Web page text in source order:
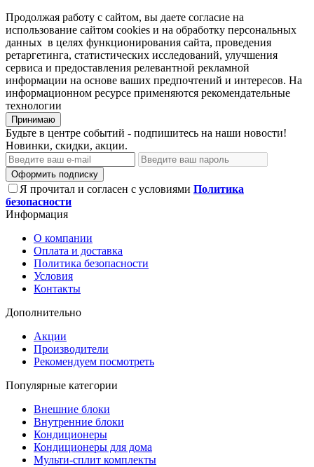
Продолжая работу с сайтом, вы даете согласие на
использование сайтом cookies и на обработку персональных
данных в целях функционирования сайта, проведения
ретаргетинга, статистических исследований, улучшения
сервиса и предоставления релевантной рекламной
информации на основе ваших предпочтений и интересов. На
информационном ресурсе применяются рекомендательные
технологии
Принимаю
Будьте в центре событий - подпишитесь на наши новости!
Новинки, скидки, акции.
Оформить подписку
Я прочитал и согласен с условиями Политика
безопасности
Информация
О компании
Оплата и доставка
Политика безопасности
Условия
Контакты
Дополнительно
Акции
Производители
Рекомендуем посмотреть
Популярные категории
Внешние блоки
Внутренние блоки
Кондиционеры
Кондиционеры для дома
Мульти-сплит комплекты